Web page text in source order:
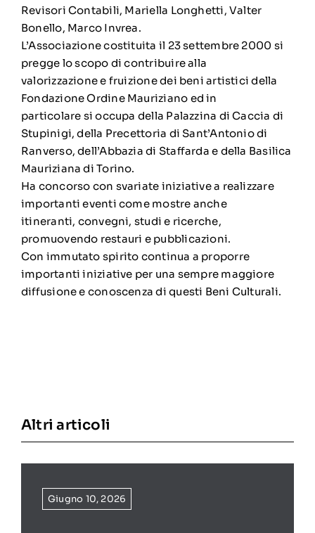
Revisori Contabili, Mariella Longhetti, Valter
Bonello, Marco Invrea.
L’Associazione costituita il 23 settembre 2000 si
pregge lo scopo di contribuire alla
valorizzazione e fruizione dei beni artistici della
Fondazione Ordine Mauriziano ed in
particolare si occupa della Palazzina di Caccia di
Stupinigi, della Precettoria di Sant’Antonio di
Ranverso, dell’Abbazia di Staffarda e della Basilica
Mauriziana di Torino.
Ha concorso con svariate iniziative a realizzare
importanti eventi come mostre anche
itineranti, convegni, studi e ricerche,
promuovendo restauri e pubblicazioni.
Con immutato spirito continua a proporre
importanti iniziative per una sempre maggiore
diffusione e conoscenza di questi Beni Culturali.
Altri articoli
Giugno 10, 2026